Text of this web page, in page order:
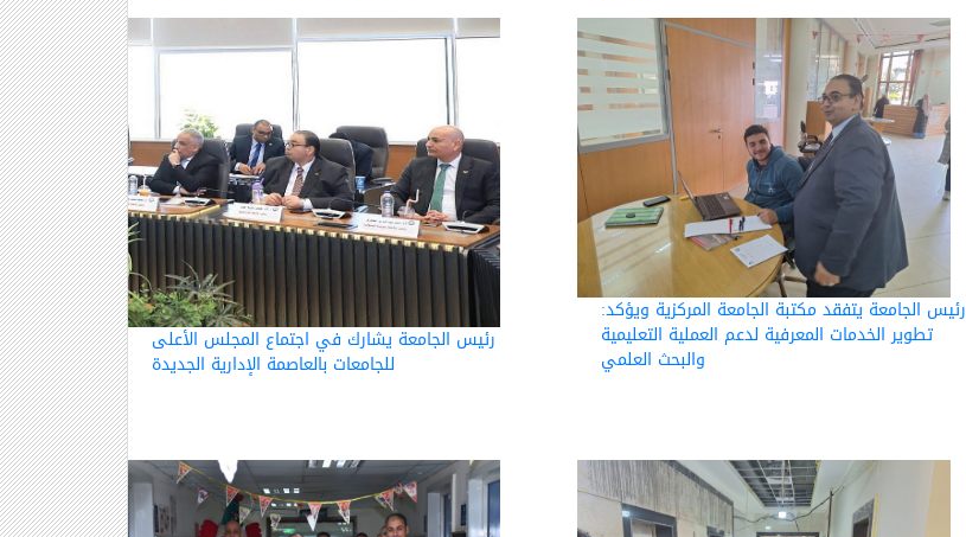
رئيس الجامعة يشارك في اجتماع المجلس الأعلى
للجامعات بالعاصمة الإدارية الجديدة
رئيس الجامعة يتفقد مكتبة الجامعة المركزية ويؤكد:
تطوير الخدمات المعرفية لدعم العملية التعليمية
والبحث العلمي